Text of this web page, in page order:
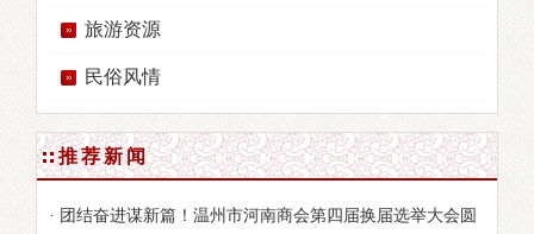
旅游资源
民俗风情
推荐新闻
· 团结奋进谋新篇！温州市河南商会第四届换届选举大会圆